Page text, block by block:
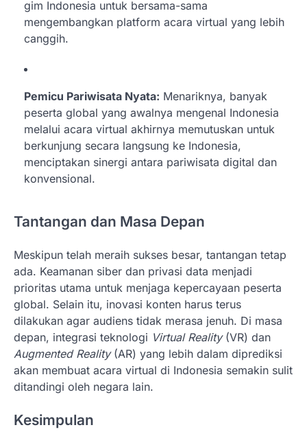
gim Indonesia untuk bersama-sama
mengembangkan platform acara virtual yang lebih
canggih.
Pemicu Pariwisata Nyata: Menariknya, banyak
peserta global yang awalnya mengenal Indonesia
melalui acara virtual akhirnya memutuskan untuk
berkunjung secara langsung ke Indonesia,
menciptakan sinergi antara pariwisata digital dan
konvensional.
Tantangan dan Masa Depan
Meskipun telah meraih sukses besar, tantangan tetap
ada. Keamanan siber dan privasi data menjadi
prioritas utama untuk menjaga kepercayaan peserta
global. Selain itu, inovasi konten harus terus
dilakukan agar audiens tidak merasa jenuh. Di masa
depan, integrasi teknologi Virtual Reality(VR) dan
Augmented Reality(AR) yang lebih dalam diprediksi
akan membuat acara virtual di Indonesia semakin sulit
ditandingi oleh negara lain.
Kesimpulan